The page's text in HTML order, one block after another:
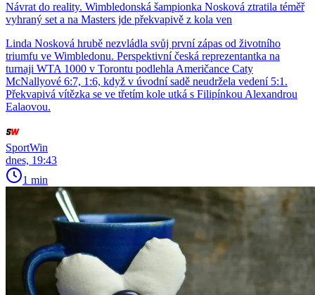
Návrat do reality. Wimbledonská šampionka Nosková ztratila téměř
vyhraný set a na Masters jde překvapivě z kola ven
Linda Nosková hrubě nezvládla svůj první zápas od životního
triumfu ve Wimbledonu. Perspektivní česká reprezentantka na
turnaji WTA 1000 v Torontu podlehla Američance Caty
McNallyové 6:7, 1:6, když v úvodní sadě neudržela vedení 5:1.
Překvapivá vítězka se ve třetím kole utká s Filipínkou Alexandrou
Ealaovou.
SportWin
dnes, 19:43
1 min